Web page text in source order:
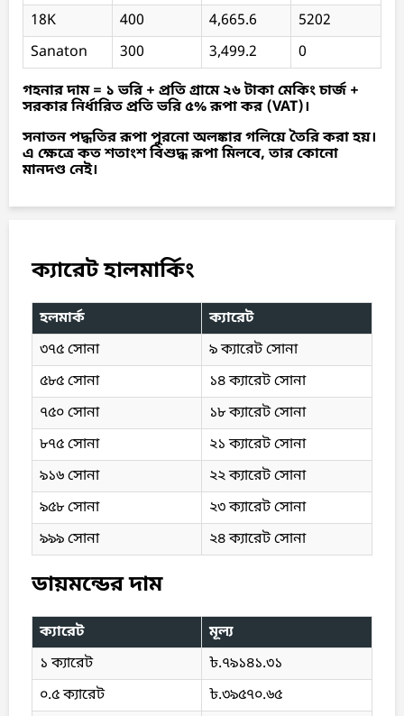
18K
400 4,665.6
5202
Sanaton
300 3,499.2
0
গহনার দাম = ১ ভরি + প্রতি গ্রামে ২৬ টাকা মেকিং চার্জ +
সরকার নির্ধারিত প্রতি ভরি ৫% রূপা কর (VAT)।
সনাতন পদ্ধতির রূপা পুরনো অলঙ্কার গলিয়ে তৈরি করা হয়।
এ ক্ষেত্রে কত শতাংশ বিশুদ্ধ রূপা মিলবে, তার কোনো
মানদণ্ড নেই।
ক্যারেট হালমার্কিং
হলমার্ক
ক্যারেট
৩৭৫ সোনা
৯ ক্যারেট সোনা
৫৮৫ সোনা
১৪ ক্যারেট সোনা
৭৫০ সোনা
১৮ ক্যারেট সোনা
৮৭৫ সোনা
২১ ক্যারেট সোনা
৯১৬ সোনা
২২ ক্যারেট সোনা
৯৫৮ সোনা
২৩ ক্যারেট সোনা
৯৯৯ সোনা
২৪ ক্যারেট সোনা
ডায়মন্ডের দাম
ক্যারেট
মূল্য
১ ক্যারেট
৳.৭৯১৪১.৩১
০.৫ ক্যারেট
৳.৩৯৫৭০.৬৫